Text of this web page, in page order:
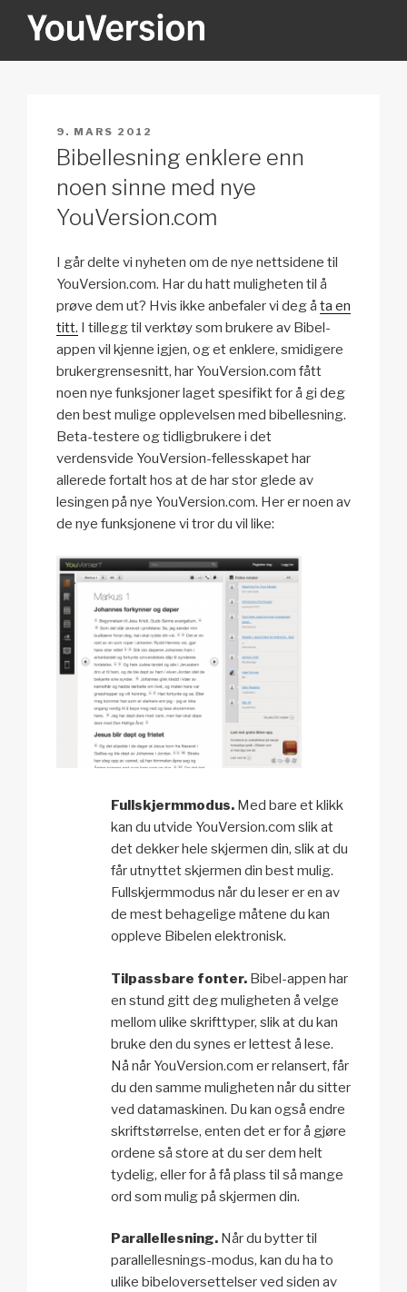
YOUVERSION
PUBLISERT
9. MARS 2012
Bibellesning enklere enn
noen sinne med nye
YouVersion.com
I går delte vi nyheten om de nye nettsidene til
YouVersion.com. Har du hatt muligheten til å
prøve dem ut? Hvis ikke anbefaler vi deg å ta en
titt. I tillegg til verktøy som brukere av Bibel-
appen vil kjenne igjen, og et enklere, smidigere
brukergrensesnitt, har YouVersion.com fått
noen nye funksjoner laget spesifikt for å gi deg
den best mulige opplevelsen med bibellesning.
Beta-testere og tidligbrukere i det
verdensvide YouVersion-fellesskapet har
allerede fortalt hos at de har stor glede av
lesingen på nye YouVersion.com. Her er noen av
de nye funksjonene vi tror du vil like:
Fullskjermmodus. Med bare et klikk
kan du utvide YouVersion.com slik at
det dekker hele skjermen din, slik at du
får utnyttet skjermen din best mulig.
Fullskjermmodus når du leser er en av
de mest behagelige måtene du kan
oppleve Bibelen elektronisk.
Tilpassbare fonter. Bibel-appen har
en stund gitt deg muligheten å velge
mellom ulike skrifttyper, slik at du kan
bruke den du synes er lettest å lese.
Nå når YouVersion.com er relansert, får
du den samme muligheten når du sitter
ved datamaskinen. Du kan også endre
skriftstørrelse, enten det er for å gjøre
ordene så store at du ser dem helt
tydelig, eller for å få plass til så mange
ord som mulig på skjermen din.
Parallellesning. Når du bytter til
parallellesnings-modus, kan du ha to
ulike bibeloversettelser ved siden av